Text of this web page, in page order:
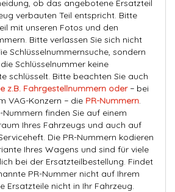
ob das angebotene Ersatzteil
verbauten Teil entspricht. Bitte
mit unseren Fotos und den
Bitte verlassen Sie sich nicht
Schlüsselnummernsuche, sondern
Schlüsselnummer keine
schlüsselt. Bitte beachten Sie auch
z.B. Fahrgestellnummern oder− bei
VAG-Konzern − die PR-Nummern
finden Sie auf einem
Ihres Fahrzeugs und auch auf
Die PR-Nummern kodieren
Ihres Wagens und sind für viele
bei der Ersatzteilbestellung. Findet
PR-Nummer nicht auf Ihrem
Ersatzteile nicht in Ihr Fahrzeug.